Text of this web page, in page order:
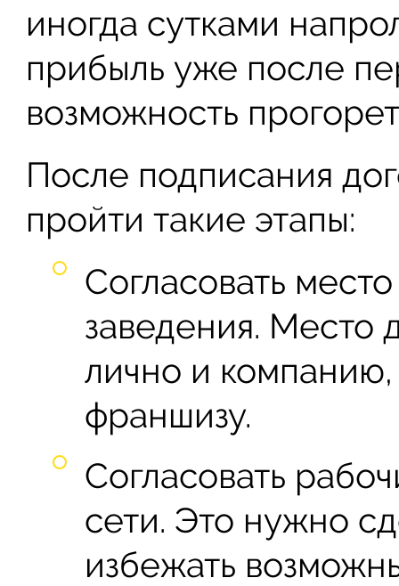
иногда сутками
прибыль уже после
возможность
После подписания
пройти такие этапы:
Согласовать
заведения. Место
лично и компанию,
франшизу.
Согласовать
сети. Это нужно
избежать